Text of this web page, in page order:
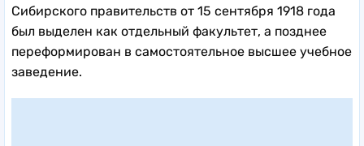
Сибирского правительств от 15 сентября 1918 года
был выделен как отдельный факультет, а позднее
переформирован в самостоятельное высшее учебное
заведение.